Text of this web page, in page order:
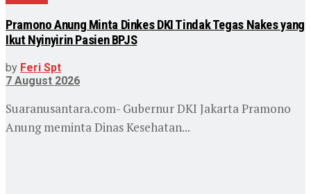
Pramono Anung Minta Dinkes DKI Tindak Tegas Nakes yang
Ikut Nyinyirin Pasien BPJS
by Feri Spt
7 August 2026
Suaranusantara.com- Gubernur DKI Jakarta Pramono
Anung meminta Dinas Kesehatan...